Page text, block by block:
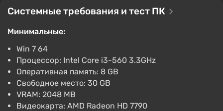
Системные требования и тест ПК
Минимальные:
Win 7 64
Процессор: Intel Core i3-560 3.3GHz
Оперативная память: 8 GB
Свободное место: 30 GB
VRAM: 2048 MB
Видеокарта: AMD Radeon HD 7790